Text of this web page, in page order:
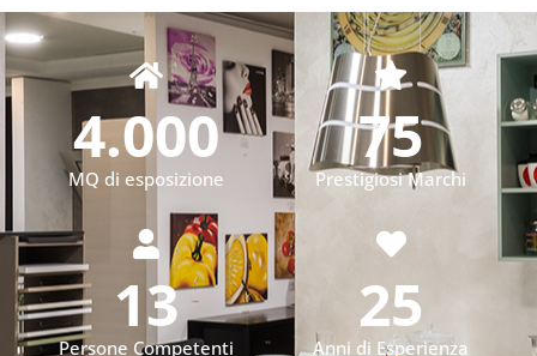
MQ di esposizione
4.000
Prestigiosi Marchi
75
Persone Competenti
13
Anni di Esperienza
25